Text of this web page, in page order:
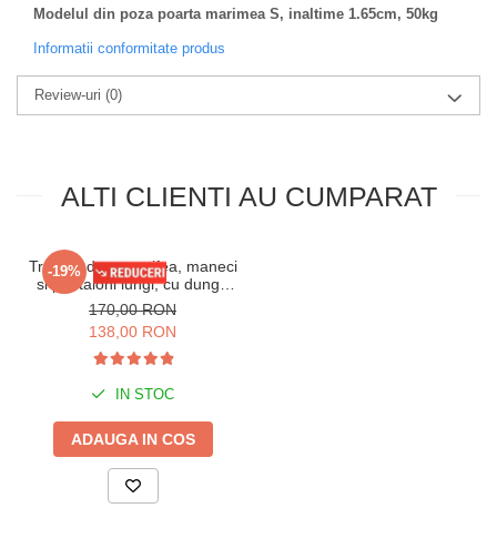
Modelul din poza poarta marimea S, inaltime 1.65cm, 50kg
Informatii conformitate produs
Review-uri (0)
ALTI CLIENTI AU CUMPARAT
-19%
Trening dama catifea, maneci
si pantaloni lungi, cu dunga
laterala Queen, albastru,
marime S/M
170,00 RON
138,00 RON
IN STOC
ADAUGA IN COS